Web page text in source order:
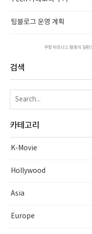
팀블로그 운영 계획
쿠팡 파트너스 활동의 일환
검색
카테고리
K-Movie
Hollywood
Asia
Europe